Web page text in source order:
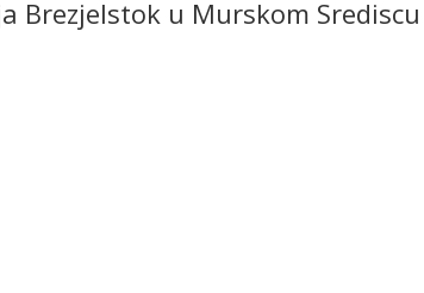
BrezjeIstok u Murskom Srediscu